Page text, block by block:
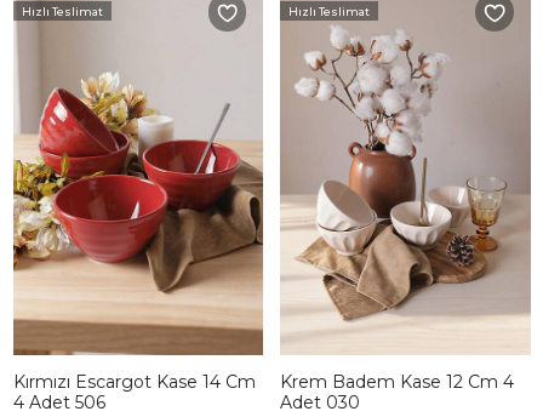
Hızlı Teslimat
Kırmızı Escargot Kase 14 Cm
4 Adet 506
Hızlı Teslimat
Krem Badem Kase 12 Cm 4
Adet 030